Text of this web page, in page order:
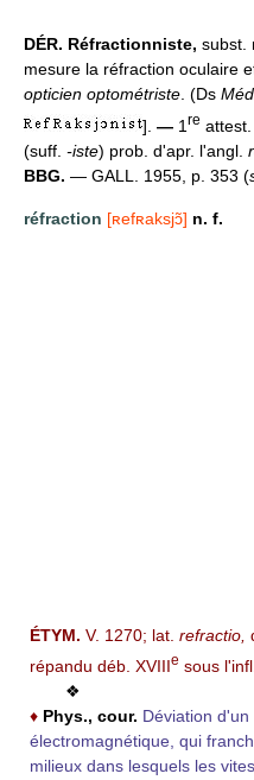
DÉR. Réfractionniste, subst.
mesure la réfraction oculaire
opticien optométriste . (Ds
]. — 1 re
(suff. -iste) prob. d'apr. l'angl.
BBG. — GALL. 1955, p. 353 (
réfraction [ʀefʀaksjɔ̃] n. f.
ÉTYM. V. 1270; lat. refractio,
répandu déb. XVIIIe sous
❖
♦ Phys., cour. Déviation
électromagnétique, qui
milieux dans lesquels les